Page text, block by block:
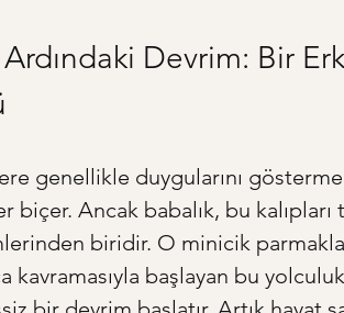
Devrim: Bir
genellikle duygularını
biçer. Ancak babalık, bu
biridir. O minicik
kavramasıyla başlayan bu